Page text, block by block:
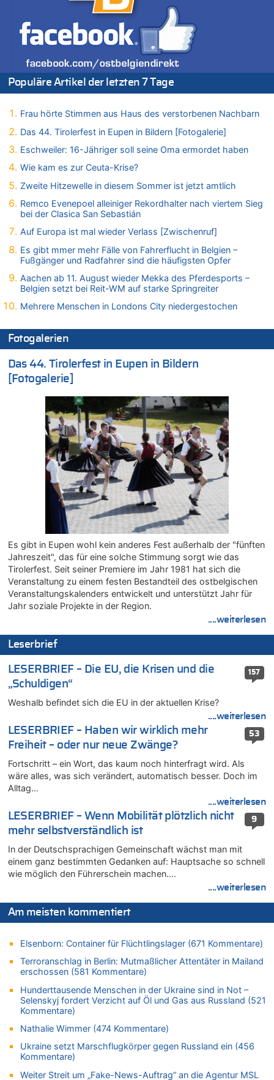
Mehrere Menschen in Londons City niedergestochen
06.08.2026 - 21:19 von Ach zu
Zweite Hitzewelle in diesem Sommer ist jetzt amtlich
06.08.2026 - 21:16 von michlaustderaffe zu
Zweite Hitzewelle in diesem Sommer ist jetzt amtlich
06.08.2026 - 21:14 von Ach zu
Aachen ab 11. August wieder Mekka des Pferdesports –
Wasserstand des Rheins in NRW so niedrig wie noch nie
06.08.2026 - 20:35 von Wolfgang2 zu
Zurück an den Rhein: Hendrich wechselt zum 1. FC Köln
06.08.2026 - 20:16 von Panda46 zu
06.08.2026 - 19:17 von Guido Scholzen zu
Zweite Hitzewelle in diesem Sommer ist jetzt amtlich
Felice Mazzu soll Cheftrainer der AS Eupen werden
Zweite Hitzewelle in diesem Sommer ist jetzt amtlich
06.08.2026 - 17:51 von ne Hondsjong zu
Zweite Hitzewelle in diesem Sommer ist jetzt amtlich
06.08.2026 - 17:24 von Dax zu
Zweite Hitzewelle in diesem Sommer ist jetzt amtlich
06.08.2026 - 17:23 von Hans L. zu
Zweite Hitzewelle in diesem Sommer ist jetzt amtlich
06.08.2026 - 17:21 von Dax zu
Zweite Hitzewelle in diesem Sommer ist jetzt amtlich
06.08.2026 - 17:01 von Wahlstimme? zu
FIFA-Spitze demonstriert Einigkeit trotz Kritik und neuer
Vorwürfe gegen Präsident Gianni Infantino
06.08.2026 - 16:53 von Frage zu
Zweite Hitzewelle in diesem Sommer ist jetzt amtlich
06.08.2026 - 16:39 von Noah Parmentier zu
Zweite Hitzewelle in diesem Sommer ist jetzt amtlich
06.08.2026 - 16:36 von Noah Parmentier zu
Zweite Hitzewelle in diesem Sommer ist jetzt amtlich
06.08.2026 - 16:10 von Dax zu
Wasserstand des Rheins in NRW so niedrig wie noch nie
06.08.2026 - 15:51 von SuperBoy zu
Eschweiler: 16-Jähriger soll seine Oma ermordet haben
06.08.2026 - 15:42 von PvD zu
Mehrere Menschen in Londons City niedergestochen
06.08.2026 - 15:42 von Dax zu
Zweite Hitzewelle in diesem Sommer ist jetzt amtlich
06.08.2026 - 15:27 von ne Hondsjong zu
Zweite Hitzewelle in diesem Sommer ist jetzt amtlich
06.08.2026 - 14:57 von Hugo Egon Bernhard von Sinnen zu
Zweite Hitzewelle in diesem Sommer ist jetzt amtlich
06.08.2026 - 14:51 von Ostbelgien Direkt zu
Zurück an den Rhein: Hendrich wechselt zum 1. FC Köln
06.08.2026 - 14:46 von Hugo Egon Bernhard von Sinnen zu
Frau hörte Stimmen aus Haus des verstorbenen Nachbarn
06.08.2026 - 14:44 von Coralie zu
Zweite Hitzewelle in diesem Sommer ist jetzt amtlich
Zweite Hitzewelle in diesem Sommer ist jetzt amtlich
06.08.2026 - 14:26 von Hugo Egon Bernhard von Sinnen zu
Zweite Hitzewelle in diesem Sommer ist jetzt amtlich
Zweite Hitzewelle in diesem Sommer ist jetzt amtlich
Zurück an den Rhein: Hendrich wechselt zum 1. FC Köln
06.08.2026 - 13:59 von Chips zu
Wasserstand des Rheins in NRW so niedrig wie noch nie
06.08.2026 - 13:53 von Frage an den Hondsjong zu
Zweite Hitzewelle in diesem Sommer ist jetzt amtlich
06.08.2026 - 13:34 von Zeitzeuge zu
Wasserstand des Rheins in NRW so niedrig wie noch nie
06.08.2026 - 13:27 von Hubert F. zu
Wasserstand des Rheins in NRW so niedrig wie noch nie
06.08.2026 - 13:20 von Speck für die Mâuse zu
Populäre Artikel der letzten 7 Tage
Frau hörte Stimmen aus Haus des verstorbenen Nachbarn
Das 44. Tirolerfest in Eupen in Bildern [Fotogalerie]
Eschweiler: 16-Jähriger soll seine Oma ermordet haben
Wie kam es zur Ceuta-Krise?
Zweite Hitzewelle in diesem Sommer ist jetzt amtlich
Remco Evenepoel alleiniger Rekordhalter nach viertem Sieg
bei der Clasica San Sebastián
Auf Europa ist mal wieder Verlass [Zwischenruf]
Es gibt mmer mehr Fälle von Fahrerflucht in Belgien –
Fußgänger und Radfahrer sind die häufigsten Opfer
Aachen ab 11. August wieder Mekka des Pferdesports –
Belgien setzt bei Reit-WM auf starke Springreiter
Mehrere Menschen in Londons City niedergestochen
Fotogalerien
Das 44. Tirolerfest in Eupen in Bildern
[Fotogalerie]
Es gibt in Eupen wohl kein anderes Fest außerhalb der "fünften
Jahreszeit", das für eine solche Stimmung sorgt wie das
Tirolerfest. Seit seiner Premiere im Jahr 1981 hat sich die
Veranstaltung zu einem festen Bestandteil des ostbelgischen
Veranstaltungskalenders entwickelt und unterstützt Jahr für
Jahr soziale Projekte in der Region.
....weiterlesen
Leserbrief
157
LESERBRIEF – Die EU, die Krisen und die
„Schuldigen“
Weshalb befindet sich die EU in der aktuellen Krise?
....weiterlesen
53
LESERBRIEF – Haben wir wirklich mehr
Freiheit – oder nur neue Zwänge?
Fortschritt – ein Wort, das kaum noch hinterfragt wird. Als
wäre alles, was sich verändert, automatisch besser. Doch im
Alltag…
....weiterlesen
9
LESERBRIEF – Wenn Mobilität plötzlich nicht
mehr selbstverständlich ist
In der Deutschsprachigen Gemeinschaft wächst man mit
einem ganz bestimmten Gedanken auf: Hauptsache so schnell
wie möglich den Führerschein machen….
....weiterlesen
Am meisten kommentiert
Elsenborn: Container für Flüchtlingslager (671 Kommentare)
Terroranschlag in Berlin: Mutmaßlicher Attentäter in Mailand
erschossen (581 Kommentare)
Hunderttausende Menschen in der Ukraine sind in Not –
Selenskyj fordert Verzicht auf Öl und Gas aus Russland (521
Kommentare)
Nathalie Wimmer (474 Kommentare)
Ukraine setzt Marschflugkörper gegen Russland ein (456
Kommentare)
Weiter Streit um „Fake-News-Auftrag“ an die Agentur MSL